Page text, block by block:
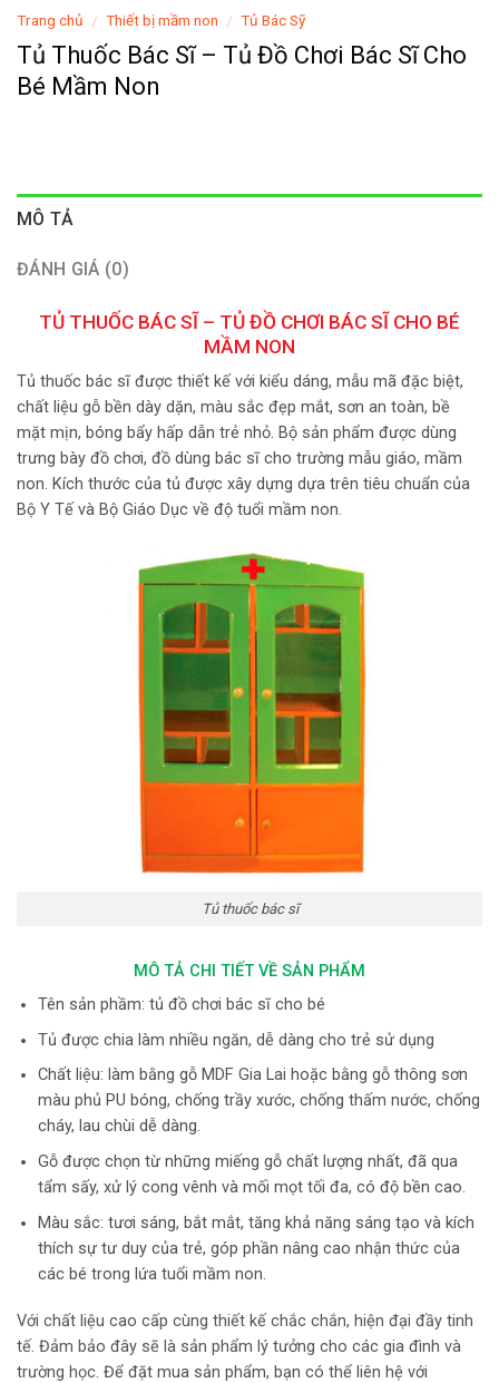
Trang chủ / Thiết bị mầm non / Tủ Bác Sỹ
Tủ Thuốc Bác Sĩ – Tủ Đồ Chơi Bác Sĩ Cho
Bé Mầm Non
MÔ TẢ
ĐÁNH GIÁ (0)
TỦ THUỐC BÁC SĨ – TỦ ĐỒ CHƠI BÁC SĨ CHO BÉ
MẦM NON
Tủ thuốc bác sĩ được thiết kế với kiểu dáng, mẫu mã đặc biệt,
chất liệu gỗ bền dày dặn, màu sắc đẹp mắt, sơn an toàn, bề
mặt mịn, bóng bẩy hấp dẫn trẻ nhỏ. Bộ sản phẩm được dùng
trưng bày đồ chơi, đồ dùng bác sĩ cho trường mẫu giáo, mầm
non. Kích thước của tủ được xây dựng dựa trên tiêu chuẩn của
Bộ Y Tế và Bộ Giáo Dục về độ tuổi mầm non.
Tủ thuốc bác sĩ
MÔ TẢ CHI TIẾT VỀ SẢN PHẨM
Tên sản phầm: tủ đồ chơi bác sĩ cho bé
Tủ được chia làm nhiều ngăn, dễ dàng cho trẻ sử dụng
Chất liệu: làm bằng gỗ MDF Gia Lai hoặc bằng gỗ thông sơn
màu phủ PU bóng, chống trầy xước, chống thấm nước, chống
cháy, lau chùi dễ dàng.
Gỗ được chọn từ những miếng gỗ chất lượng nhất, đã qua
tẩm sấy, xử lý cong vênh và mối mọt tối đa, có độ bền cao.
Màu sắc: tươi sáng, bắt mắt, tăng khả năng sáng tạo và kích
thích sự tư duy của trẻ, góp phần nâng cao nhận thức của
các bé trong lứa tuổi mầm non.
Với chất liệu cao cấp cùng thiết kế chắc chắn, hiện đại đầy tinh
tế. Đảm bảo đây sẽ là sản phẩm lý tưởng cho các gia đình và
trường học. Để đặt mua sản phẩm, bạn có thể liên hệ với